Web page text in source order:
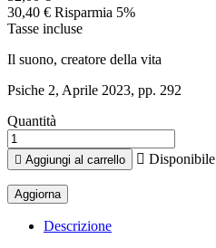
30,40 € Risparmia 5%
Tasse incluse
Il suono, creatore della vita
Psiche 2, Aprile 2023, pp. 292
Quantità
 Aggiungi al carrello  Disponibile
Descrizione